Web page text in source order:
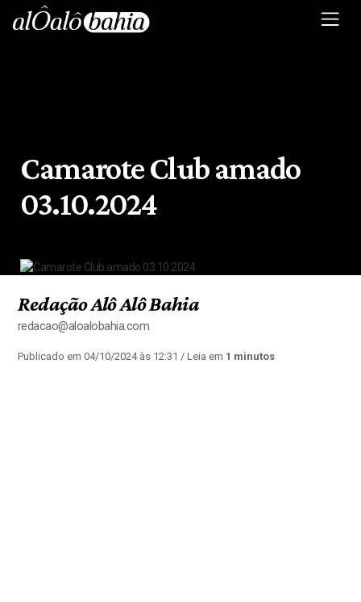
Camarote Club amado
03.10.2024
Redação Alô Alô Bahia
redacao@aloalobahia.com
Publicado em 04/10/2024 às 12:31 / Leia em 1 minutos